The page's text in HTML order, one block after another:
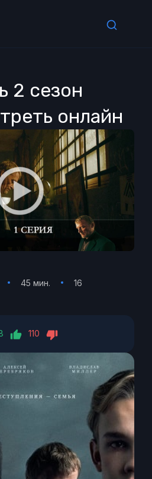
2 сезон
онлайн
45 мин. 16
110